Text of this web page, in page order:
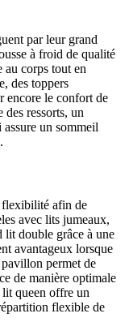
par leur grand
à froid de qualité
au corps tout en
des toppers
encore le confort de
ressorts, un
un sommeil
flexibilité afin de
avec lits jumeaux,
lit double grâce à une
avantageux lorsque
permet de
de manière optimale
queen offre un
flexible de